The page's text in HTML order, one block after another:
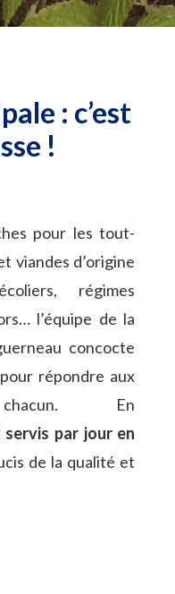
: c’est
!
pour les tout-
viandes d’origine
régimes
l’équipe de la
concocte
répondre aux
En
servis par jour en
de la qualité et